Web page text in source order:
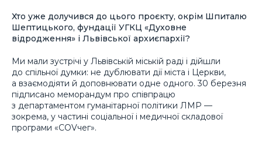
Хто уже долучився до цього проєкту, окрім Шпиталю
Шептицького, фундації УГКЦ «Духовне
відродження» і Львівської архиєпархії?
Ми мали зустрічі у Львівській міській раді і дійшли
до спільної думки: не дублювати дії міста і Церкви,
а взаємодіяти й доповнювати одне одного. 30 березня
підписано меморандум про співпрацю
з департаментом гуманітарної політики ЛМР —
зокрема, у частині соціальної і медичної складової
програми «COVчег».